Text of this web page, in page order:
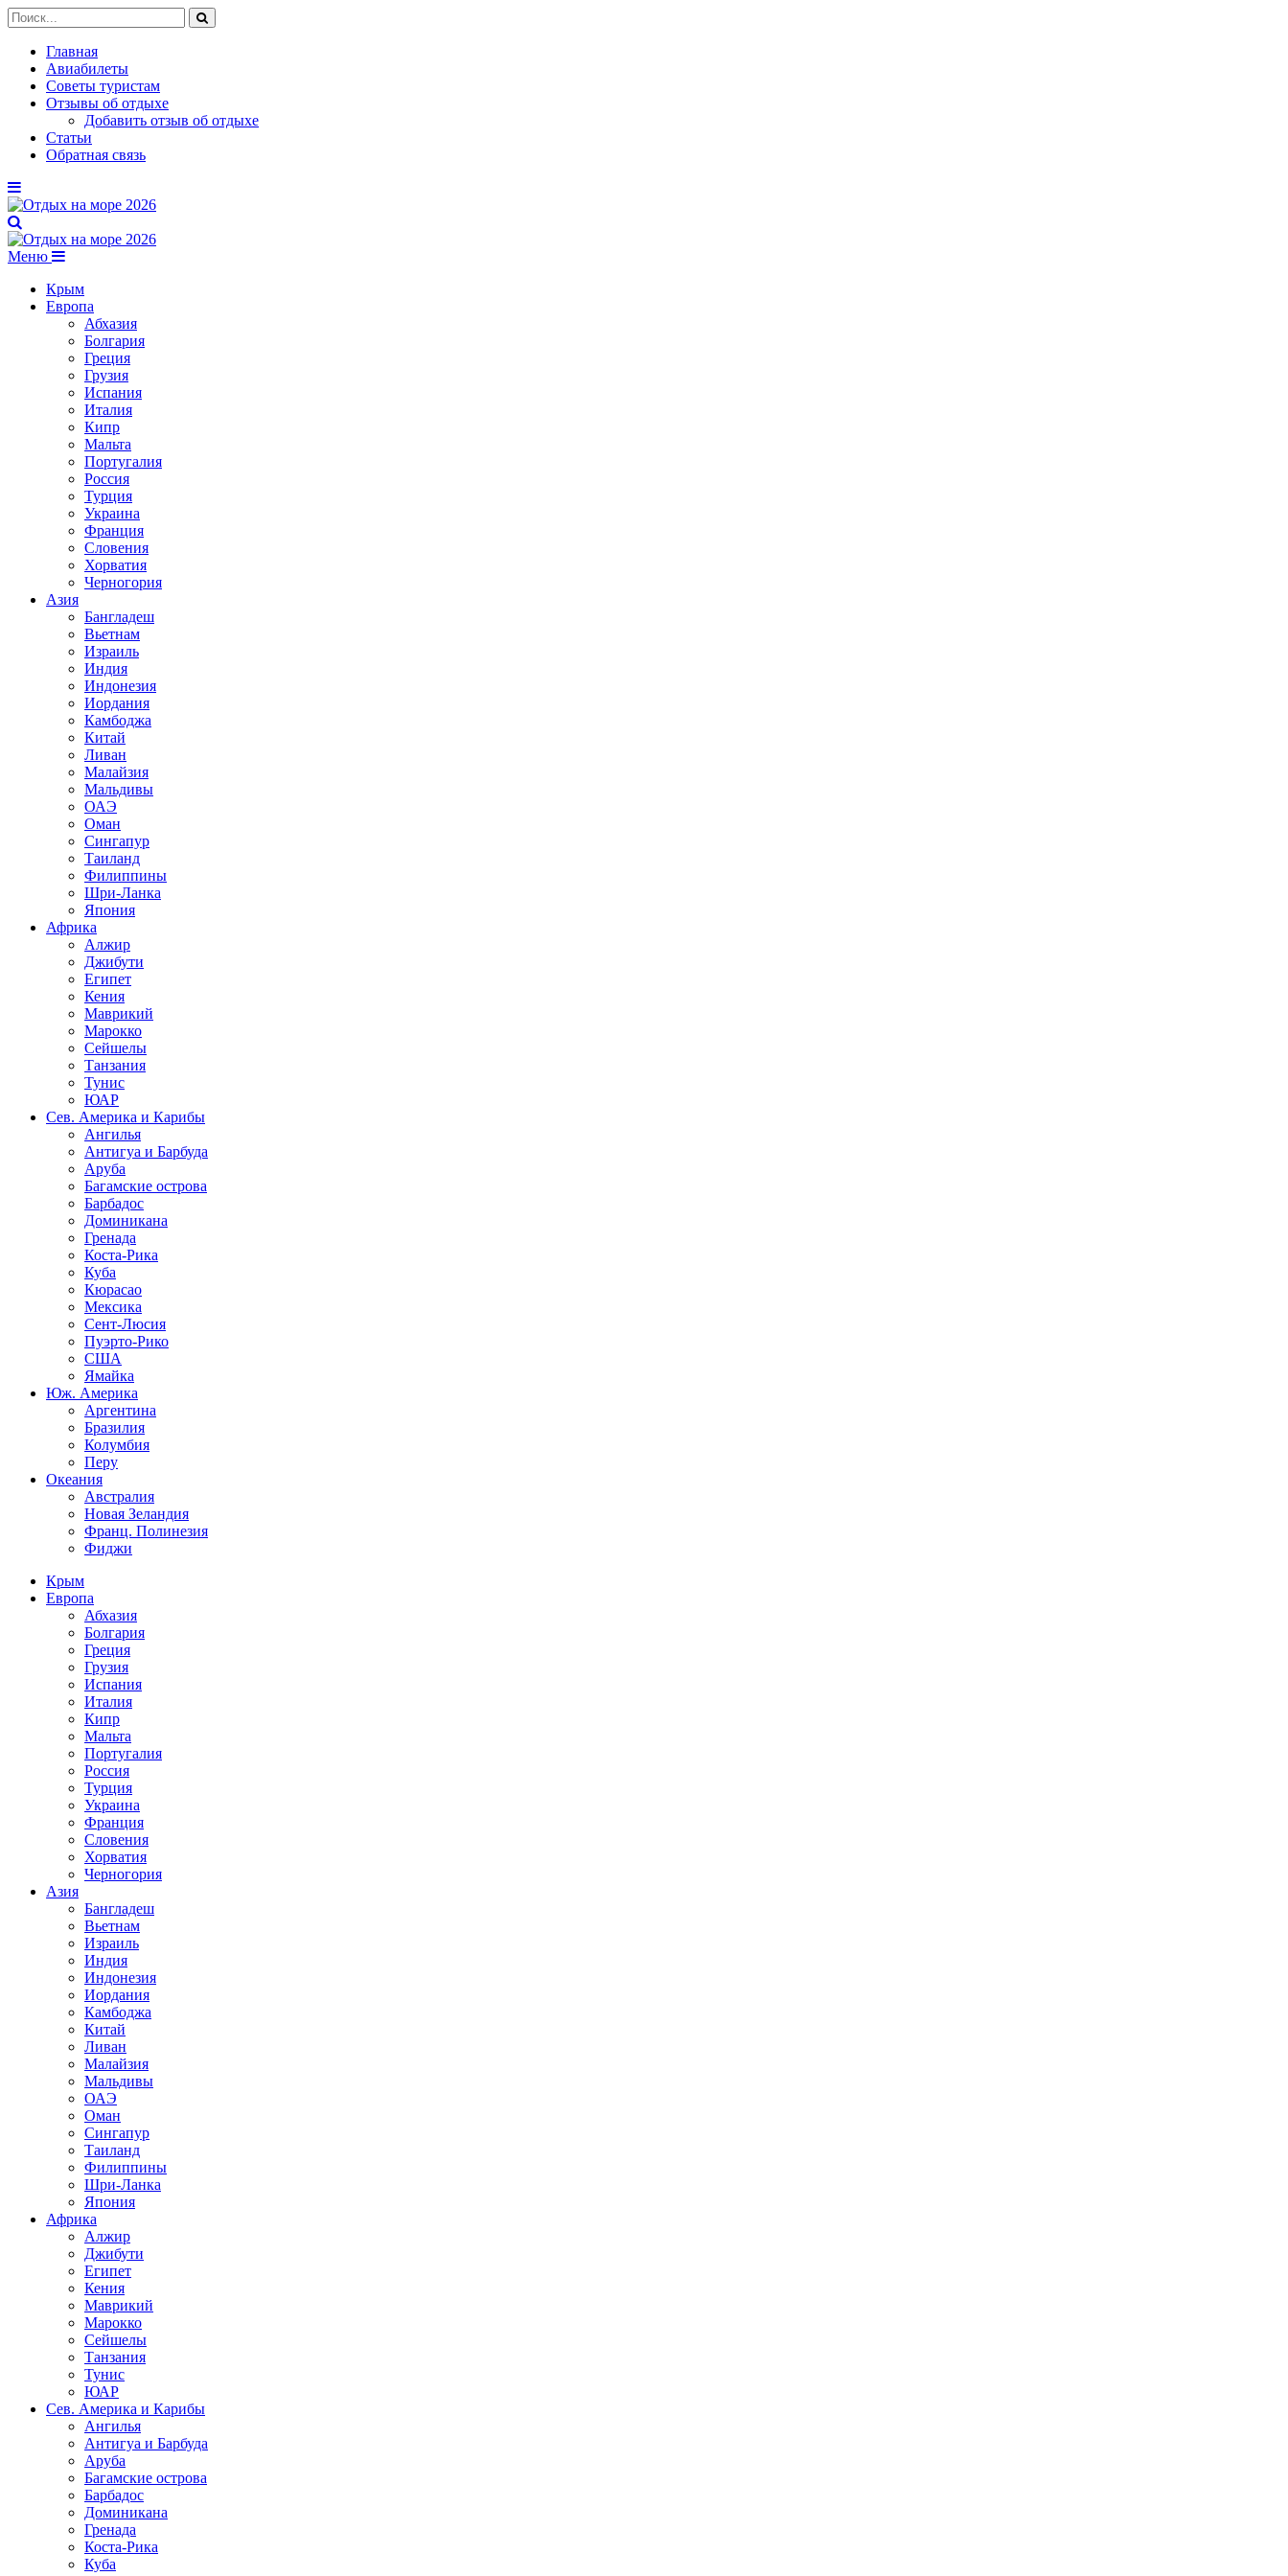
Главная
Авиабилеты
Советы туристам
Отзывы об отдыхе
Добавить отзыв об отдыхе
Статьи
Обратная связь
Меню
Крым
Европа
Абхазия
Болгария
Греция
Грузия
Испания
Италия
Кипр
Мальта
Португалия
Россия
Турция
Украина
Франция
Словения
Хорватия
Черногория
Азия
Бангладеш
Вьетнам
Израиль
Индия
Индонезия
Иордания
Камбоджа
Китай
Ливан
Малайзия
Мальдивы
ОАЭ
Оман
Сингапур
Таиланд
Филиппины
Шри-Ланка
Япония
Африка
Алжир
Джибути
Египет
Кения
Маврикий
Марокко
Сейшелы
Танзания
Тунис
ЮАР
Сев. Америка и Карибы
Ангилья
Антигуа и Барбуда
Аруба
Багамские острова
Барбадос
Доминикана
Гренада
Коста-Рика
Куба
Кюрасао
Мексика
Сент-Люсия
Пуэрто-Рико
США
Ямайка
Юж. Америка
Аргентина
Бразилия
Колумбия
Перу
Океания
Австралия
Новая Зеландия
Франц. Полинезия
Фиджи
Крым
Европа
Абхазия
Болгария
Греция
Грузия
Испания
Италия
Кипр
Мальта
Португалия
Россия
Турция
Украина
Франция
Словения
Хорватия
Черногория
Азия
Бангладеш
Вьетнам
Израиль
Индия
Индонезия
Иордания
Камбоджа
Китай
Ливан
Малайзия
Мальдивы
ОАЭ
Оман
Сингапур
Таиланд
Филиппины
Шри-Ланка
Япония
Африка
Алжир
Джибути
Египет
Кения
Маврикий
Марокко
Сейшелы
Танзания
Тунис
ЮАР
Сев. Америка и Карибы
Ангилья
Антигуа и Барбуда
Аруба
Багамские острова
Барбадос
Доминикана
Гренада
Коста-Рика
Куба